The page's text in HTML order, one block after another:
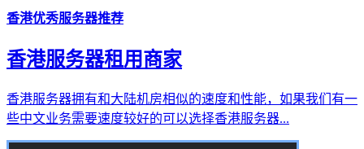
香港优秀服务器推荐
香港服务器租用商家
香港服务器拥有和大陆机房相似的速度和性能，如果我们有一
些中文业务需要速度较好的可以选择香港服务器...